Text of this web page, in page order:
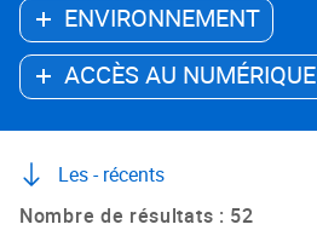
ENVIRONNEMENT
ACCÈS AU NUMÉRIQUE
Les - récents
Nombre de résultats : 52